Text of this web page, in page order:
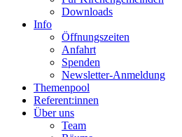
Downloads
Info
Öffnungszeiten
Anfahrt
Spenden
Newsletter-Anmeldung
Themenpool
Referent:innen
Über uns
Team